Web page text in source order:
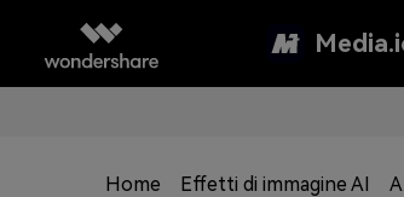
Home Effetti di immagine AI